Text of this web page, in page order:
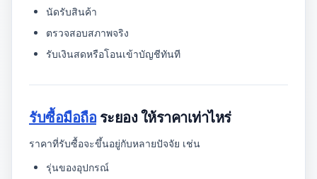
นัดรับสินค้า
ตรวจสอบสภาพจริง
รับเงินสดหรือโอนเข้าบัญชีทันที
รับซื้อมือถือ ระยอง ให้ราคาเท่าไหร่
ราคาที่รับซื้อจะขึ้นอยู่กับหลายปัจจัย เช่น
รุ่นของอุปกรณ์